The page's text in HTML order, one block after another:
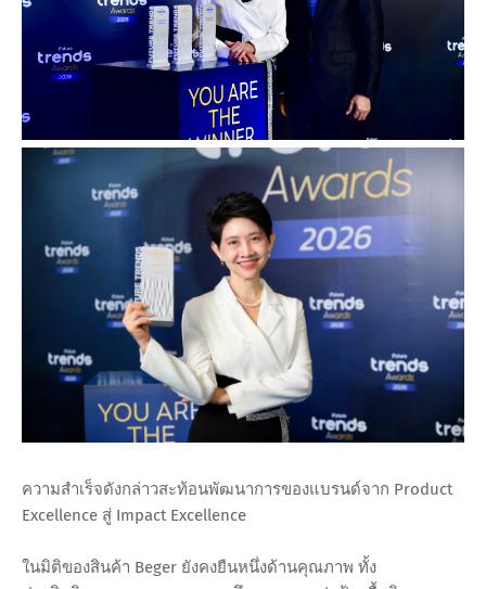
ความสำเร็จดังกล่าวสะท้อนพัฒนาการของแบรนด์จาก Product
Excellence สู่ Impact Excellence
ในมิติของสินค้า Beger ยังคงยืนหนึ่งด้านคุณภาพ ทั้ง